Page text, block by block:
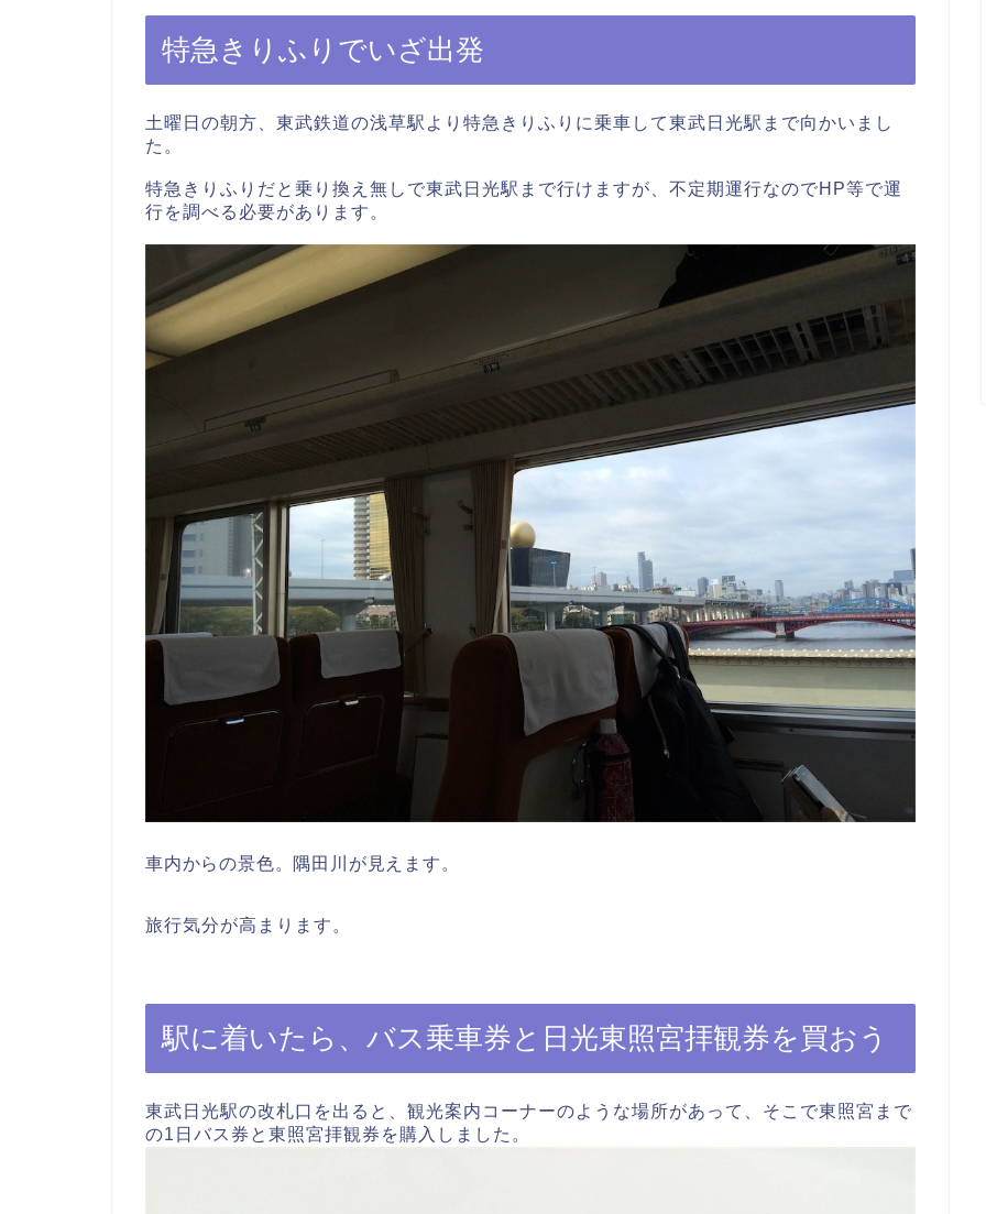
特急きりふりでいざ出発
土曜日の朝方、東武鉄道の浅草駅より特急きりふりに乗車して東武日光駅まで向かいまし
た。
特急きりふりだと乗り換え無しで東武日光駅まで行けますが、不定期運行なのでHP等で運
行を調べる必要があります。
車内からの景色。隅田川が見えます。
旅行気分が高まります。
駅に着いたら、バス乗車券と日光東照宮拝観券を買おう
東武日光駅の改札口を出ると、観光案内コーナーのような場所があって、そこで東照宮まで
の1日バス券と東照宮拝観券を購入しました。